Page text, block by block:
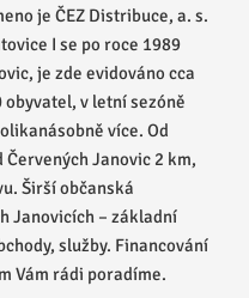
je ČEZ Distribuce, a. s.
I se po roce 1989
je zde evidováno cca
obyvatel, v letní sezóně
více. Od
Janovic 2 km,
Širší občanská
Janovicích – základní
služby. Financování
Vám rádi poradíme.